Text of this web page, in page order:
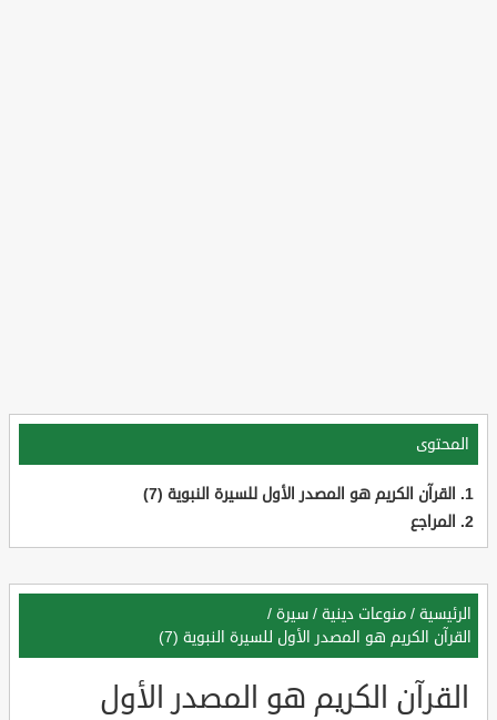
المحتوى
القرآن الكريم هو المصدر الأول للسيرة النبوية (7)
المراجع
الرئيسية / منوعات دينية / سيرة /
القرآن الكريم هو المصدر الأول للسيرة النبوية (7)
القرآن الكريم هو المصدر الأول